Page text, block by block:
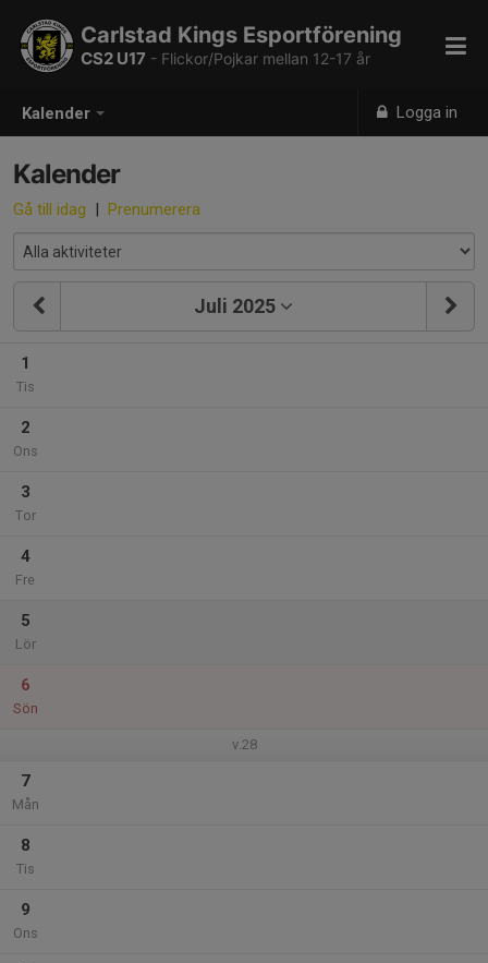
Kalender Logga in
Carlstad Kings Esportförening
CS2 U17 - Flickor/Pojkar mellan 12-17 år
Kalender
Gå till idag | Prenumerera
Juli 2025
1
Tis
2
Ons
3
Tor
4
Fre
5
Lör
6
Sön
v.28
7
Mån
8
Tis
9
Ons